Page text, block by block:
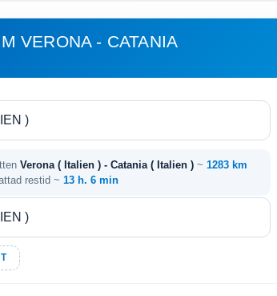
VERONA - CATANIA
Verona ( Italien ) - Catania ( Italien ) ~ 1283 km
restid ~ 13 h. 6 min